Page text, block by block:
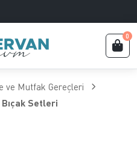
0
ve Mutfak Gereçleri
Bıçak Setleri